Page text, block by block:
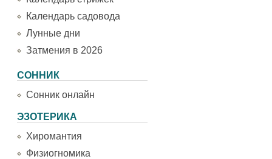
Календарь садовода
Лунные дни
Затмения в 2026
СОННИК
Сонник онлайн
ЭЗОТЕРИКА
Хиромантия
Физиогномика